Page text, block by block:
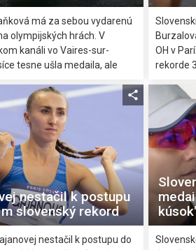
má za sebou vydarenú
olympijských hrách. V
kanáli vo Vaires-sur-
tesne ušla medaila, ale
výsledok, ktorý by
rokoch ešte zlepšiť. Za
považuje to, že mohla
vlajku na pompéznom
ceremoniáli na Seine a
že v Paríži strela aj svoju
hviezdu.
OH v
rekorde
nestačil k postupu
slovenský rekord
nestačil k postupu do